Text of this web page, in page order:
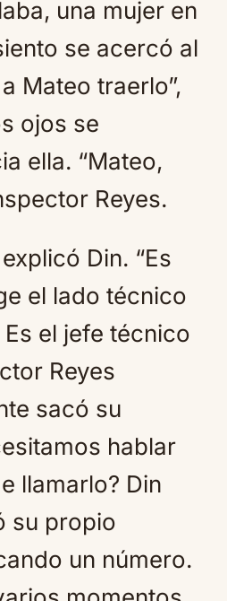
una mujer en
se acercó al
Mateo traerlo”,
ojos se
ella. “Mateo,
Reyes.
Din. “Es
el lado técnico
el jefe técnico
Reyes
sacó su
hablar
llamarlo? Din
su propio
un número.